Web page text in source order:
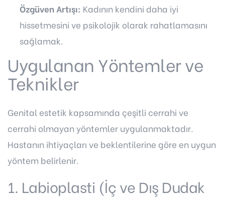
Özgüven Artışı: Kadının kendini daha iyi
hissetmesini ve psikolojik olarak rahatlamasını
sağlamak.
Uygulanan Yöntemler ve
Teknikler
Genital estetik kapsamında çeşitli cerrahi ve
cerrahi olmayan yöntemler uygulanmaktadır.
Hastanın ihtiyaçları ve beklentilerine göre en uygun
yöntem belirlenir.
1. Labioplasti (İç ve Dış Dudak